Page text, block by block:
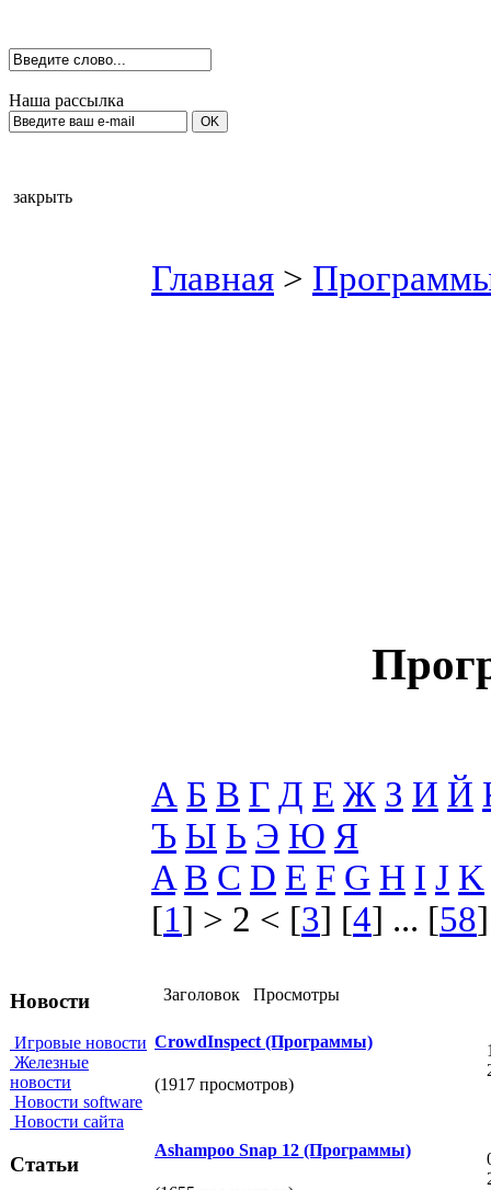
Наша рассылка
закрыть
Новости
Игровые новости
Железные
новости
Новости software
Новости сайта
Статьи
Главная >
А Б В Г Д Е Ж З И Й
Ъ Ы Ь Э Ю Я
A B C D E F G H I J K
[1] > 2 < [3] [4] ... [58
Заголовок Просмотры
CrowdInspect (Программы)
(1917 просмотров)
Ashampoo Snap 12 (Программы)